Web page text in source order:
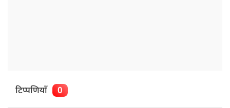
टिप्पणियाँ 0